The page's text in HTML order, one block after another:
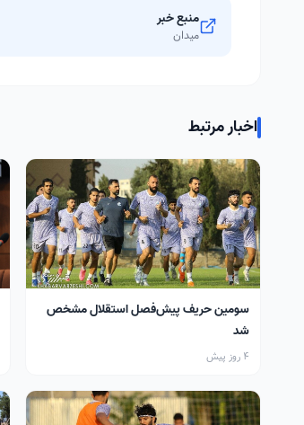
منبع خبر
میدان
اخبار مرتبط
سومین حریف پیش‌فصل استقلال مشخص
شد
4 روز پیش